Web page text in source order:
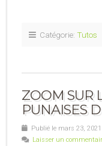
Catégorie: Tutos
ZOOM SUR
PUNAISES
Publié le mars 23,
Laisser un